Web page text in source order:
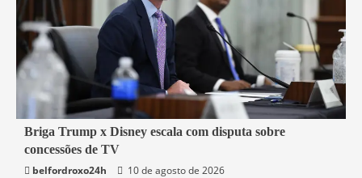
4 min read
Mundo
Briga Trump x Disney escala com disputa sobre
concessões de TV
belfordroxo24h
10 de agosto de 2026